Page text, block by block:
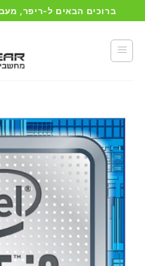
to
content
ברוכים הבאים ל-ריפר,